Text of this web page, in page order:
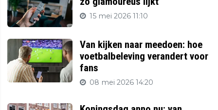
15 mei 2026 11:10
Van kijken naar meedoen: hoe
voetbalbeleving verandert voor
fans
08 mei 2026 14:20